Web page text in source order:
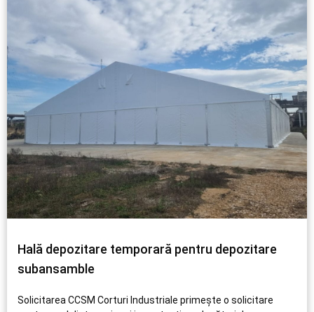
Hală depozitare temporară pentru depozitare
subansamble
Solicitarea CCSM Corturi Industriale primește o solicitare